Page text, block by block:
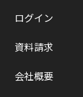
ログイン
資料請求
会社概要